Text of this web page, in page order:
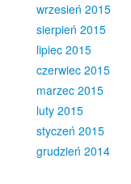
wrzesień 2015
sierpień 2015
lipiec 2015
czerwiec 2015
marzec 2015
luty 2015
styczeń 2015
grudzień 2014